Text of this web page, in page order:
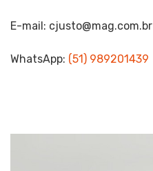
E-mail: cjusto@mag.com.br
WhatsApp: (51) 989201439